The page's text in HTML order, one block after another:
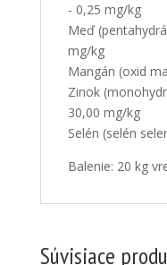
- 0,25 mg/kg
Meď
mg/kg
Mangán (oxid
Zinok
30,00 mg/kg
Selén (selén
Balenie: 20 kg
Súvisiace